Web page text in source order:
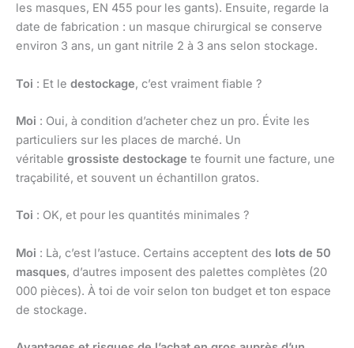
les masques, EN 455 pour les gants). Ensuite, regarde la
date de fabrication : un masque chirurgical se conserve
environ 3 ans, un gant nitrile 2 à 3 ans selon stockage.
Toi : Et le destockage, c’est vraiment fiable ?
Moi : Oui, à condition d’acheter chez un pro. Évite les
particuliers sur les places de marché. Un
véritable grossiste destockage te fournit une facture, une
traçabilité, et souvent un échantillon gratos.
Toi : OK, et pour les quantités minimales ?
Moi : Là, c’est l’astuce. Certains acceptent des lots de 50
masques, d’autres imposent des palettes complètes (20
000 pièces). À toi de voir selon ton budget et ton espace
de stockage.